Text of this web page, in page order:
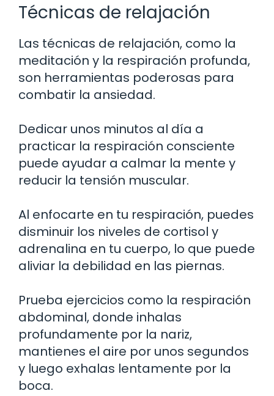
Técnicas de relajación
Las técnicas de relajación, como la
meditación y la respiración profunda,
son herramientas poderosas para
combatir la ansiedad.
Dedicar unos minutos al día a
practicar la respiración consciente
puede ayudar a calmar la mente y
reducir la tensión muscular.
Al enfocarte en tu respiración, puedes
disminuir los niveles de cortisol y
adrenalina en tu cuerpo, lo que puede
aliviar la debilidad en las piernas.
Prueba ejercicios como la respiración
abdominal, donde inhalas
profundamente por la nariz,
mantienes el aire por unos segundos
y luego exhalas lentamente por la
boca.